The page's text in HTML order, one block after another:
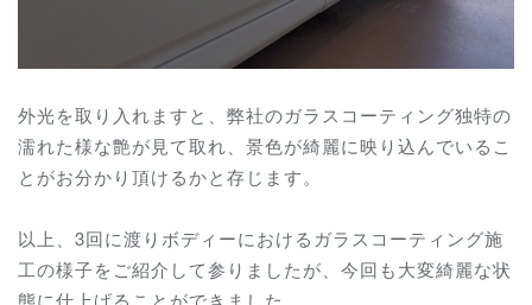
外光を取り入れますと、弊社のガラスコーティング独特の
濡れた様な艶が見て取れ、景色が綺麗に映り込んでいるこ
とがお分かり頂けるかと存じます。
以上、3回に渡りボディーにおけるガラスコーティング施
工の様子をご紹介して参りましたが、今回も大変綺麗な状
態に仕上げることができました。